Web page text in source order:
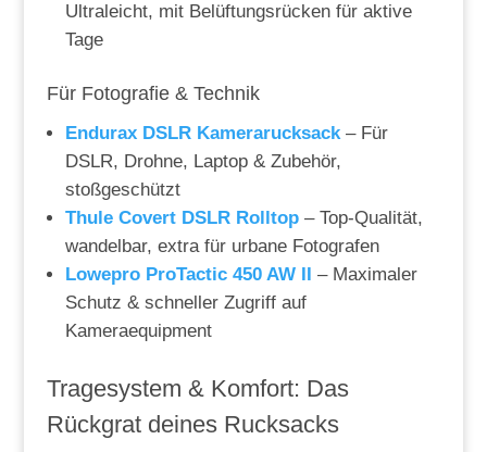
Ultraleicht, mit Belüftungsrücken für aktive
Tage
Für Fotografie & Technik
Endurax DSLR Kamerarucksack– Für
DSLR, Drohne, Laptop & Zubehör,
stoßgeschützt
Thule Covert DSLR Rolltop– Top-Qualität,
wandelbar, extra für urbane Fotografen
Lowepro ProTactic 450 AW II – Maximaler
Schutz & schneller Zugriff auf
Kameraequipment
Tragesystem & Komfort: Das
Rückgrat deines Rucksacks